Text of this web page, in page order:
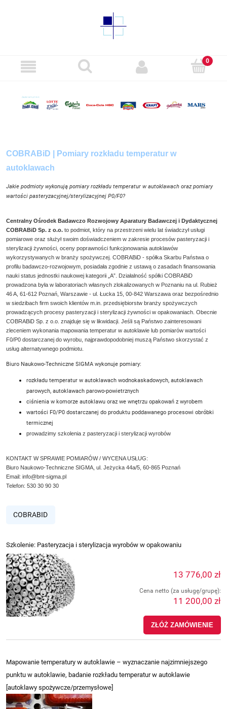
COBRABiD | Pomiary rozkładu temperatur w
autoklawach
Jakie podmioty wykonują pomiary rozkładu temperatur w autoklawach oraz pomiary
wartości pasteryzacyjnej/sterylizacyjnej P0/F0?
Centralny Ośrodek Badawczo Rozwojowy Aparatury Badawczej i Dydaktycznej
COBRABiD Sp. z o.o. to podmiot, który na przestrzeni wielu lat świadczył usługi
pomiarowe oraz służył swoim doświadczeniem w zakresie procesów pasteryzacji i
sterylizacji żywności, oceny poprawności funkcjonowania autoklawów
wykorzystywanych w branży spożywczej. COBRABiD - spółka Skarbu Państwa o
profilu badawczo-rozwojowym, posiadała zgodnie z ustawą o zasadach finansowania
nauki status jednostki naukowej kategorii „A”. Działalność spółki COBRABiD
prowadzona była w laboratoriach własnych zlokalizowanych w Poznaniu na ul. Rubież
46 A, 61-612 Poznań, Warszawie - ul. Łucka 15, 00-842 Warszawa oraz bezpośrednio
w siedzibach firm swoich klientów m.in. przedsiębiorstw branży spożywczych
prowadzących procesy pasteryzacji i sterylizacji żywności w opakowaniach. Obecnie
COBRABiD Sp. z o.o. znajduje się w likwidacji. Jeśli są Państwo zainteresowani
zleceniem wykonania mapowania temperatur w autoklawie lub pomiarów wartości
F0/P0 dostarczanej do wyrobu, najprawdopodobniej muszą Państwo skorzystać z
usług alternatywnego podmiotu.
Biuro Naukowo-Techniczne SIGMA wykonuje pomiary:
rozkładu temperatur w autoklawach wodnokaskadowych, autoklawach
parowych, autoklawach parowo-powietrznych
ciśnienia w komorze autoklawu oraz we wnętrzu opakowań z wyrobem
wartości F0/P0 dostarczanej do produktu poddawanego procesowi obróbki
termicznej
prowadzimy szkolenia z pasteryzacji i sterylizacji wyrobów
KONTAKT W SPRAWIE POMIARÓW / WYCENA USŁUG:
Biuro Naukowo-Techniczne SIGMA, ul. Jeżycka 44a/5, 60-865 Poznań
Email: info@bnt-sigma.pl
Telefon: 530 30 90 30
COBRABID
Szkolenie: Pasteryzacja i sterylizacja wyrobów w opakowaniu
13 776,00 zł
Cena netto (za usługę/grupę):
11 200,00 zł
ZŁÓŻ ZAMÓWIENIE
Mapowanie temperatury w autoklawie – wyznaczanie najzimniejszego
punktu w autoklawie, badanie rozkładu temperatur w autoklawie
[autoklawy spożywcze/przemysłowe]